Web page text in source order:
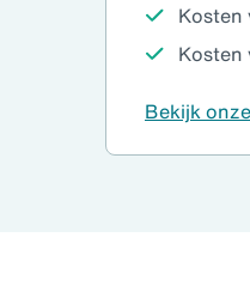
Kosten
Kosten
Bekijk